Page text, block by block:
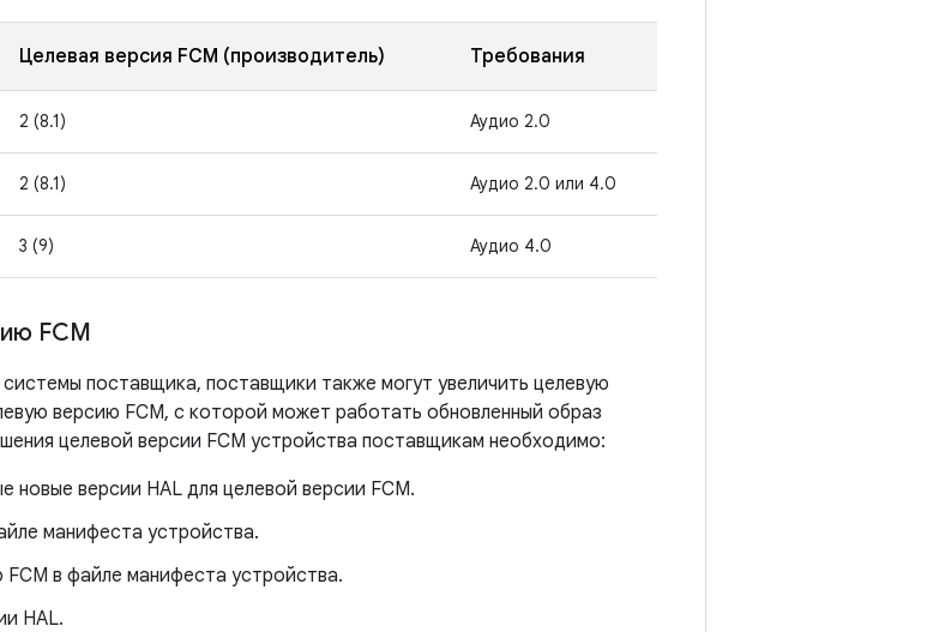
Целевая версия FCM (производитель) Требования
2 (8.1) Аудио 2.0
2 (8.1) Аудио 2.0 или 4.0
3 (9) Аудио 4.0
FCM
поставщика, поставщики также могут увеличить целевую
версию FCM, с которой может работать обновленный образ
целевой версии FCM устройства поставщикам необходимо:
новые версии HAL для целевой версии FCM.
манифеста устройства.
в файле манифеста устройства.
HAL.